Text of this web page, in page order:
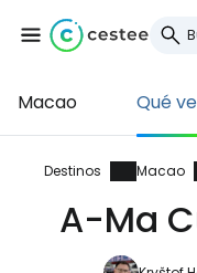
Macao Qué
Destinos Macao
A-Ma
Iniciar
Cestee
... la comunidad